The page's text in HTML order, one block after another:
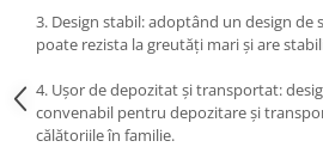
3. Design stabil: adoptând un design
poate rezista la greutăți mari și are
4. Ușor de depozitat și transportat:
convenabil pentru depozitare și
călătoriile în familie.